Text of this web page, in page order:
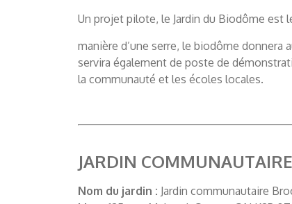
Un projet pilote, le Jardin du Biodôme est
manière d’une serre, le biodôme donnera
servira également de poste de
la communauté et les écoles locales.
JARDIN
Nom du jardin : Jardin communautaire